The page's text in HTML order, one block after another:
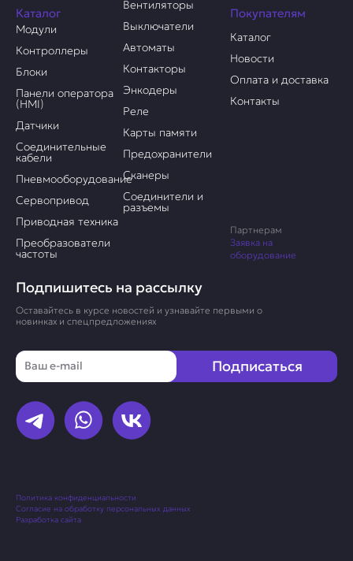
Подпишитесь на рассылку
Оставайтесь в курсе новостей и узнавайте первыми о
новинках и спецпредложениях
Email
Подписаться
Политика конфиденциальности
Согласие на обработку персональных данных
Разработка сайта
Каталог
Модули
Контроллеры
Блоки
Панели оператора
(HMI)
Датчики
Соединительные
кабели
Пневмооборудование
Сервопривод
Приводная техника
Преобразователи
частоты
Вентиляторы
Выключатели
Автоматы
Контакторы
Энкодеры
Реле
Карты памяти
Предохранители
Сканеры
Соединители и
разъемы
Покупателям
Каталог
Новости
Оплата и доставка
Контакты
Партнерам
Заявка на
оборудование